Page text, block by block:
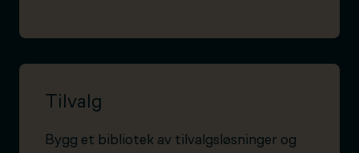
Tilvalg
Bygg et bibliotek av tilvalgsløsninger og